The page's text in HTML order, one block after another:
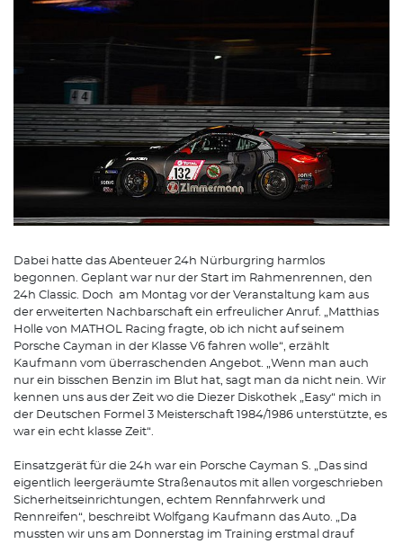
Dabei hatte das Abenteuer 24h Nürburgring harmlos
begonnen. Geplant war nur der Start im Rahmenrennen, den
24h Classic. Doch am Montag vor der Veranstaltung kam aus
der erweiterten Nachbarschaft ein erfreulicher Anruf. „Matthias
Holle von MATHOL Racing fragte, ob ich nicht auf seinem
Porsche Cayman in der Klasse V6 fahren wolle“, erzählt
Kaufmann vom überraschenden Angebot. „Wenn man auch
nur ein bisschen Benzin im Blut hat, sagt man da nicht nein. Wir
kennen uns aus der Zeit wo die Diezer Diskothek „Easy“ mich in
der Deutschen Formel 3 Meisterschaft 1984/1986 unterstützte, es
war ein echt klasse Zeit“.
Einsatzgerät für die 24h war ein Porsche Cayman S. „Das sind
eigentlich leergeräumte Straßenautos mit allen vorgeschrieben
Sicherheitseinrichtungen, echtem Rennfahrwerk und
Rennreifen“, beschreibt Wolfgang Kaufmann das Auto. „Da
mussten wir uns am Donnerstag im Training erstmal drauf